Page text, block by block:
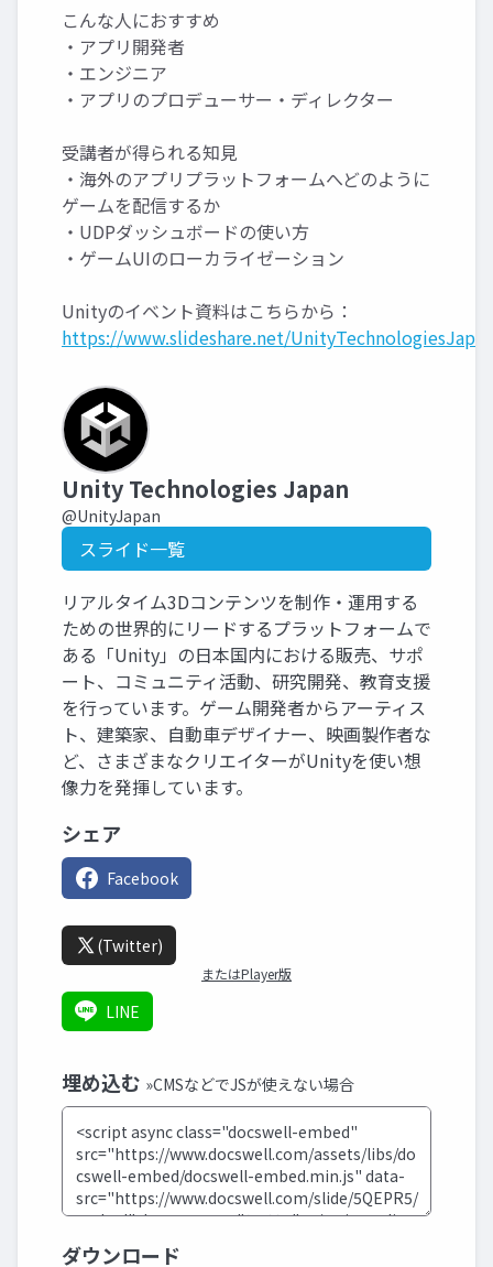
こんな人におすすめ
・アプリ開発者
・エンジニア
・アプリのプロデューサー・ディレクター
受講者が得られる知見
・海外のアプリプラットフォームへどのように
ゲームを配信するか
・UDPダッシュボードの使い方
・ゲームUIのローカライゼーション
Unityのイベント資料はこちらから：
https://www.slideshare.net/
Unity Technologies Japan
@UnityJapan
スライド一覧
リアルタイム3Dコンテンツを制作・運用する
ための世界的にリードするプラットフォームで
ある「Unity」の日本国内における販売、サポ
ート、コミュニティ活動、研究開発、教育支援
を行っています。ゲーム開発者からアーティス
ト、建築家、自動車デザイナー、映画製作者な
ど、さまざまなクリエイターがUnityを使い想
像力を発揮しています。
シェア
Facebook
(Twitter)
またはPlayer版
LINE
埋め込む »CMSなどでJSが使えない場合
ダウンロード